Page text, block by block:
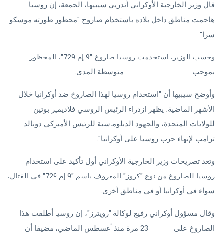
قال وزير الخارجية الأوكراني أندريي سيبيها، الجمعة، إن روسيا
هاجمت مناطق داخل بلاده باستخدام صاروخ "محظور طورته موسكو
سرا".
وحسب الوزير، استخدمت روسيا صاروخ "9 إم 729"، المحظور
بموجب
متوسطة المدى.
وأوضح سيبيها أن "استخدام روسيا لهذا الصاروخ ضد أوكرانيا خلال
الأشهر الماضية، يظهر ازدراء الرئيس الروسي فلاديمير بوتين
للولايات المتحدة، والجهود الدبلوماسية للرئيس الأميركي دونالد
ترامب لإنهاء حرب روسيا على أوكرانيا".
وتعد تصريحات وزير الخارجية الأوكراني أول تأكيد على استخدام
روسيا للصاروخ من نوع "كروز" المعروف باسم "9 إم 729" في القتال،
سواء في أوكرانيا أو في مناطق أخرى.
وقال مسؤول أوكراني رفيع لوكالة "رويترز"، إن روسيا أطلقت هذا
الصاروخ على
23 مرة منذ أغسطس الماضي، مضيفا أن